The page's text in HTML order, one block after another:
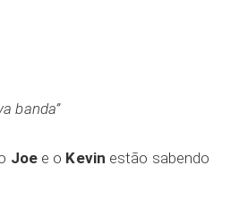
banda”
Joee o Kevin estão sabendo